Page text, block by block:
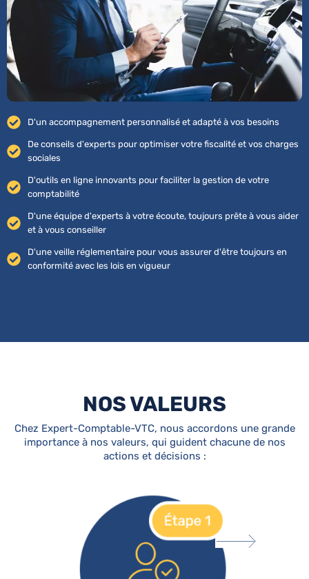
D'un accompagnement personnalisé et adapté à vos besoins
De conseils d'experts pour optimiser votre fiscalité et vos charges
sociales
D'outils en ligne innovants pour faciliter la gestion de votre
comptabilité
D'une équipe d'experts à votre écoute, toujours prête à vous aider
et à vous conseiller
D'une veille réglementaire pour vous assurer d'être toujours en
conformité avec les lois en vigueur
NOS VALEURS
Chez Expert-Comptable-VTC, nous accordons une grande
importance à nos valeurs, qui guident chacune de nos
actions et décisions :